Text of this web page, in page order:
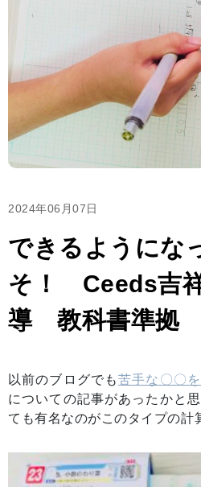
2024年06月07日
できるようにな
そ！ Ceeds吉
導 教科書準拠
以前のブログでも苦手な〇〇
についての記事があったかと
ても有名なのがこのタイプの計